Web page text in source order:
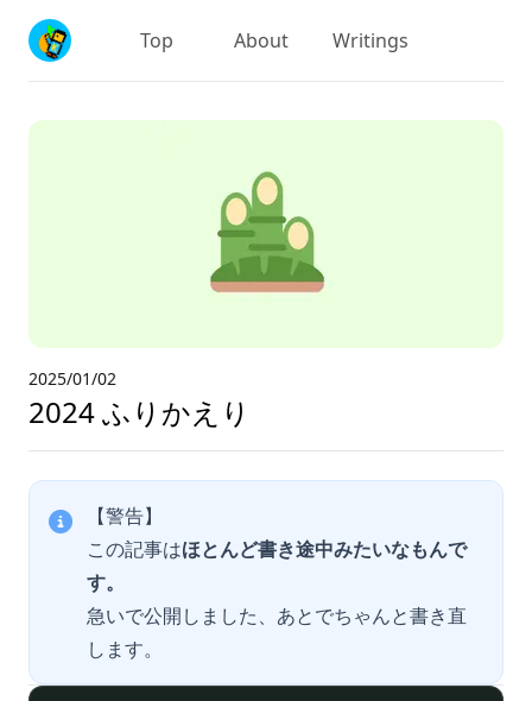
Top About Writings
2025/01/02
2024 ふりかえり
【警告】
この記事はほとんど書き途中みたいなもんで
す。
急いで公開しました、あとでちゃんと書き直
します。